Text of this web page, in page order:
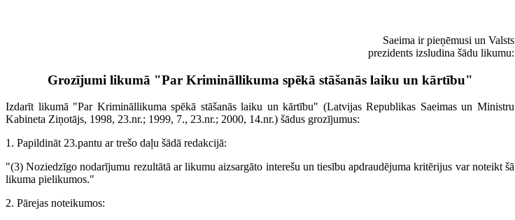
Saeima ir pieņēmusi un Valsts
prezidents izsludina šādu likumu:
Grozījumi likumā "Par Krimināllikuma spēkā stāšanās laiku un kārtību"
Izdarīt likumā "Par Krimināllikuma spēkā stāšanās laiku un kārtību" (Latvijas Republikas Saeimas un Ministru
Kabineta Ziņotājs, 1998, 23.nr.; 1999, 7., 23.nr.; 2000, 14.nr.) šādus grozījumus:
1. Papildināt 23.pantu ar trešo daļu šādā redakcijā:
"(3) Noziedzīgo nodarījumu rezultātā ar likumu aizsargāto interešu un tiesību apdraudējuma kritērijus var noteikt šā
likuma pielikumos."
2. Pārejas noteikumos: